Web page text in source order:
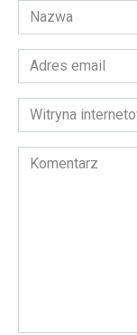
Nazwa
*
Adres
email
*Witryna
internetowa
Komentarz